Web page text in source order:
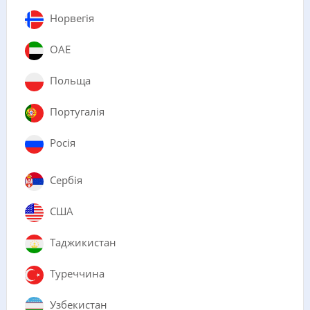
Норвегія
ОАЕ
Польща
Португалія
Росія
Сербія
США
Таджикистан
Туреччина
Узбекистан